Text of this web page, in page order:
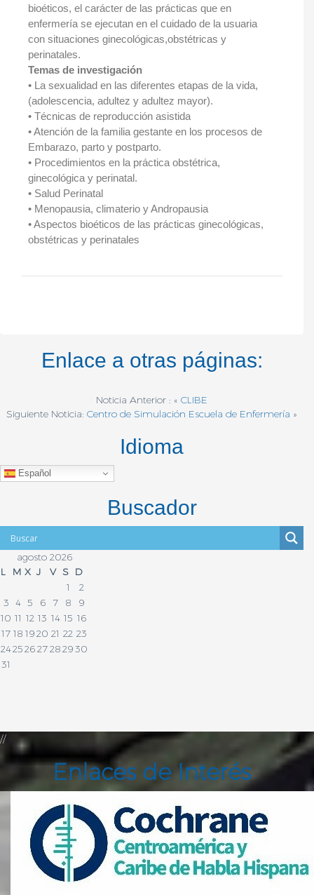
bioéticos, el carácter de las prácticas que en
enfermería se ejecutan en el cuidado de la usuaria
con situaciones ginecológicas,obstétricas y
perinatales.
Temas de investigación
• La sexualidad en las diferentes etapas de la vida,
(adolescencia, adultez y adultez mayor).
• Técnicas de reproducción asistida
• Atención de la familia gestante en los procesos de
Embarazo, parto y postparto.
• Procedimientos en la práctica obstétrica,
ginecológica y perinatal.
• Salud Perinatal
• Menopausia, climaterio y Andropausia
• Aspectos bioéticos de las prácticas ginecológicas,
obstétricas y perinatales
Enlace a otras páginas:
Noticia Anterior : « CLIBE
Siguiente Noticia: Centro de Simulación Escuela de Enfermería »
Idioma
Español
Buscador
agosto 2026
L
M X J V S D
1
2
3 4 5 6 7 8
9
10 11 12 13 14 15 16
17 18 1920 21 22 23
24252627282930
31
//
Enlaces de Interés